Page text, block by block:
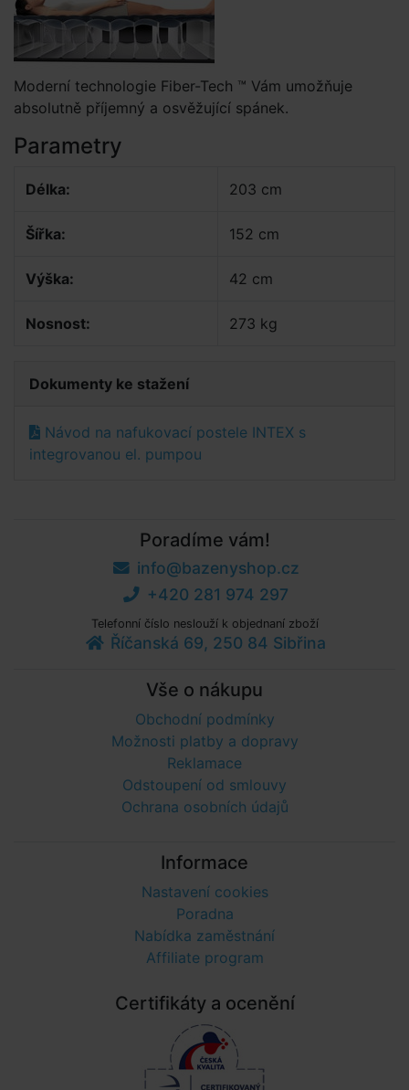
Moderní technologie Fiber-Tech ™ Vám umožňuje
absolutně příjemný a osvěžující spánek.
Parametry
Délka: 203 cm
Šířka: 152 cm
Výška: 42 cm
Nosnost: 273 kg
Dokumenty ke stažení
Návod na nafukovací postele INTEX s
integrovanou el. pumpou
Poradíme vám!
info@bazenyshop.cz
+420 281 974 297
Telefonní číslo neslouží k objednaní zboží
Říčanská 69, 250 84 Sibřina
Vše o nákupu
Obchodní podmínky
Možnosti platby a dopravy
Reklamace
Odstoupení od smlouvy
Ochrana osobních údajů
Informace
Nastavení cookies
Poradna
Nabídka zaměstnání
Affiliate program
Certifikáty a ocenění